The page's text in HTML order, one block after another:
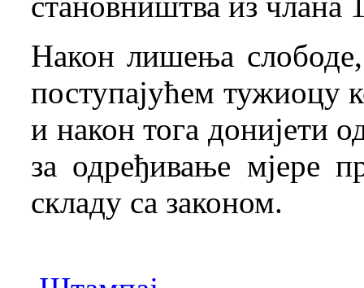
Након лишења
поступајућем тужиоцу
и након тога донијети
за одређивање мјере
складу са законом.